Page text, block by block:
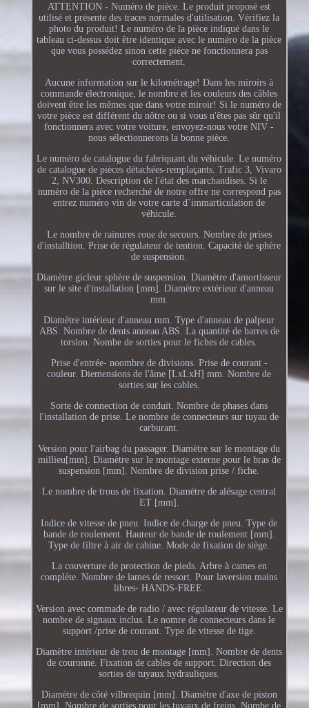
ATTENTION - Numéro de pièce. Le produit proposé est
utilisé et présente des traces normales d'utilisation. Vérifiez la
photo du produit! Le numéro de la pièce indiqué dans le
tableau ci-dessus doit être identique avec le numéro de la pièce
que vous possédez sinon cette pièce ne fonctionnera pas
correctement.
Aucune information sur le kilométrage! Dans les miroirs à
commande électronique, le nombre et les couleurs des câbles
doivent être les mêmes que dans votre miroir! Si le numéro de
votre pièce est différent du nôtre ou si vous n'êtes pas sûr qu'il
fonctionnera avec votre voiture, envoyez-nous votre NIV -
nous sélectionnerons la bonne pièce.
Le numéro de catalogue du fabriquant du véhicule. Le numéro
de catalogue de pièces détachées-remplaçants. Trafic 3, Vivaro
2, NV300. Description de l'état des marchandises. Si le
numèro de la pièce recherché de notre offre ne correspond pas
entrez numéro vin de votre carte d`immarticulation de
véhicule.
Le nombre de rainures roue de secours. Nombre de prises
d'installtion. Prise de régulateur de tention. Capacité de sphère
de suspension.
Diamètre gicleur sphère de suspension. Diamètre d'amortisseur
sur le site d'installation [mm]. Diamètre extérieur d'anneau
mm.
Diamètre intérieur d'anneau mm. Type d'anneau de palpeur
ABS. Nombre de dents anneau ABS. La quantité de barres de
torsion. Nombe de sorties pour le fiches de cables.
Prise d'entrée- noombre de divisions. Prise de courant -
couleur. Diemensions de l'âme [LxLxH] mm. Nombre de
sorties sur les cables.
Sorte de connection de conduit. Nombre de phases dans
l'installation de prise. Le nombre de connecteurs sur tuyau de
carburant.
Version pour l'airbag du passager. Diamètre sur le montage du
millieu[mm]. Diamètre sur le montage externe pour le bras de
suspension [mm]. Nombre de division prise / fiche.
Le nombre de trous de fixation. Diamètre de alésage central
ET [mm].
Indice de vitesse de pneu. Indice de charge de pneu. Type de
bande de roulement. Hauteur de bande de roulement [mm].
Type de filtre à air de cabine. Mode de fixation de siège.
La couverture de protection de pieds. Arbre à cames en
complète. Nombre de lames de ressort. Pour laversion mains
libres- HANDS-FREE.
Version avec commade de radio / avec régulateur de vitesse. Le
nombre de signaux inclus. Le nomre de connecteurs dans le
support /prise de courant. Type de vitesse de tige.
Diamètre intérieur de trou de montage [mm]. Nombre de dents
de couronne. Fixation de cables de support. Direction des
sorties de tuyaux hydrauliques.
Diamètre de côté vilbrequin [mm]. Diamètre d'axe de piston
[mm]. Nombre de sorties pour les tuyaux de freins. Nombe de